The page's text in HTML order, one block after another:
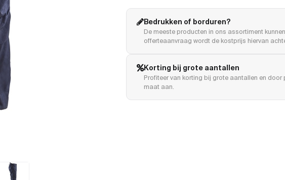
Bedrukken of borduren?
De meeste producten in ons assortiment
offerteaanvraag wordt de kostprijs hiervan
Korting bij grote aantallen
Profiteer van korting bij grote aantallen en
maat aan.